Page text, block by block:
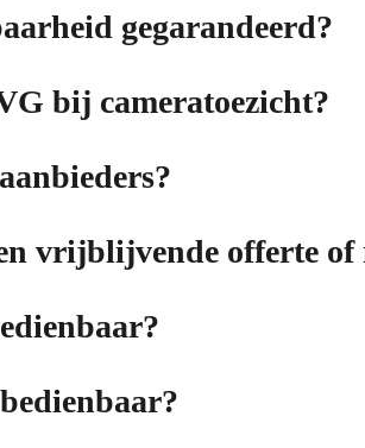
gegarandeerd?
bij cameratoezicht?
vrijblijvende offerte